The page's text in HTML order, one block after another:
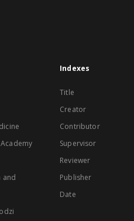
and
Indexes
Title
Creator
Contributor
Supervisor
Reviewer
Publisher
Date